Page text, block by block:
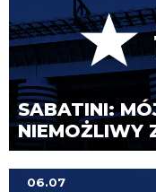
SABATINI:
NIEMOŻLIWY
06.07